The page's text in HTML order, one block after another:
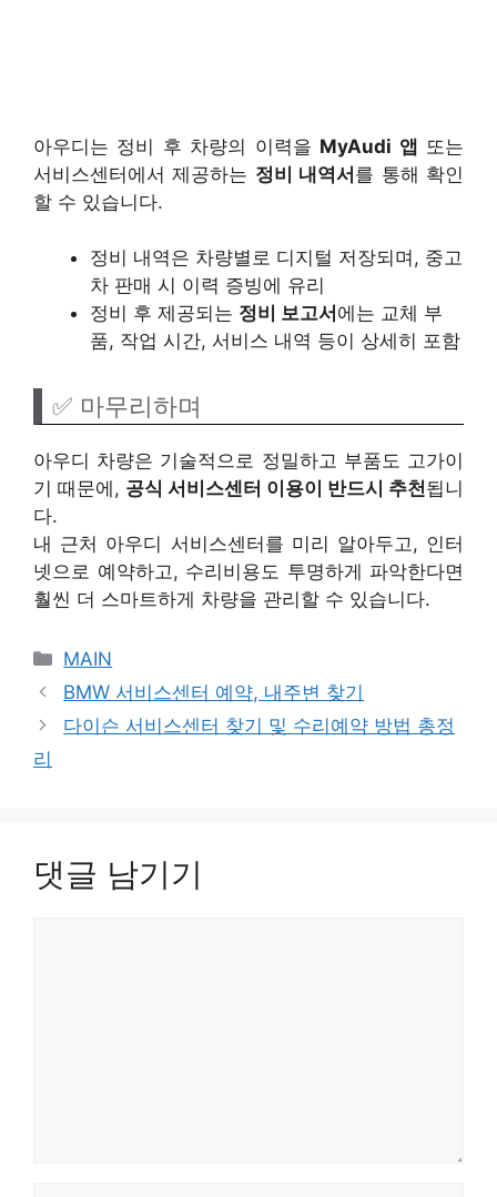
아우디는 정비 후 차량의 이력을 MyAudi 앱 또는
서비스센터에서 제공하는 정비 내역서를 통해 확인
할 수 있습니다.
정비 내역은 차량별로 디지털 저장되며, 중고
차 판매 시 이력 증빙에 유리
정비 후 제공되는 정비 보고서 에는 교체 부
품, 작업 시간, 서비스 내역 등이 상세히 포함
✅ 마무리하며
아우디 차량은 기술적으로 정밀하고 부품도 고가이
기 때문에, 공식 서비스센터 이용이 반드시 추천됩니
다.
내 근처 아우디 서비스센터를 미리 알아두고, 인터
넷으로 예약하고, 수리비용도 투명하게 파악한다면
훨씬 더 스마트하게 차량을 관리할 수 있습니다.
카
테
리
MAIN
BMW 서비스센터 예약, 내주변 찾기
다이슨 서비스센터 찾기 및 수리예약 방법 총정
리
댓글 남기기